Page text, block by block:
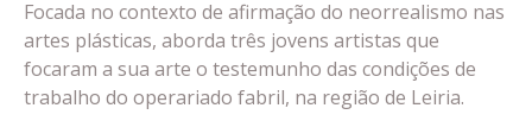
Focada no contexto de afirmação do neorrealismo nas
artes plásticas, aborda três jovens artistas que
focaram a sua arte o testemunho das condições de
trabalho do operariado fabril, na região de Leiria.